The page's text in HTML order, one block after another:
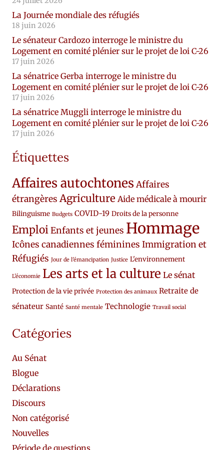
La Journée mondiale des réfugiés
18 juin 2026
Le sénateur Cardozo interroge le ministre du
Logement en comité plénier sur le projet de loi C-26
17 juin 2026
La sénatrice Gerba interroge le ministre du
Logement en comité plénier sur le projet de loi C-26
17 juin 2026
La sénatrice Muggli interroge le ministre du
Logement en comité plénier sur le projet de loi C-26
17 juin 2026
Étiquettes
Affaires autochtones Affaires
étrangères Agriculture Aide médicale à mourir
Bilinguisme Budgets COVID-19 Droits de la personne
EmploiEnfants et jeunes Hommage
Icônes canadiennes féminines Immigration et
Réfugiés Jour de l'émancipation Justice L'environnement
L'économie Les arts et la culture Le sénat
Protection de la vie privée Protection des animaux Retraite de
sénateur Santé Santé mentale Technologie Travail social
Catégories
Au Sénat
Blogue
Déclarations
Discours
Non catégorisé
Nouvelles
Période de questions